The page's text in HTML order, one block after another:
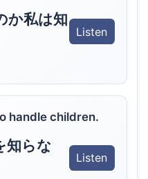
か私は知
Listen
handle children.
知らな
Listen